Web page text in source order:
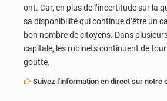
ont. Car, en plus de l’incertitude sur la
sa disponibilité qui continue d’être un
bon nombre de citoyens. Dans
capitale, les robinets continuent de
goutte.
Suivez l'information en direct sur notre